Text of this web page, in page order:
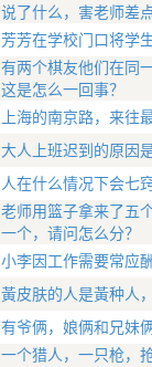
说了什么，害老师差
芳芳在学校门口将学
有两个棋友他们在同
这是怎么一回事？
上海的南京路，来往
大人上班迟到的原因
人在什么情况下会七
老师用篮子拿来了五
一个，请问怎么分？
小李因工作需要常应
黃皮肤的人是黃种人
有爷俩，娘俩和兄妹
一个猎人，一只枪，